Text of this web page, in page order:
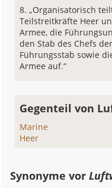
„Organisatorisch
Teilstreitkräfte Heer
Armee, die
den Stab des Chefs
Führungsstab sowie
Armee auf.“
Gegenteil von
Marine
Heer
Synonyme vor